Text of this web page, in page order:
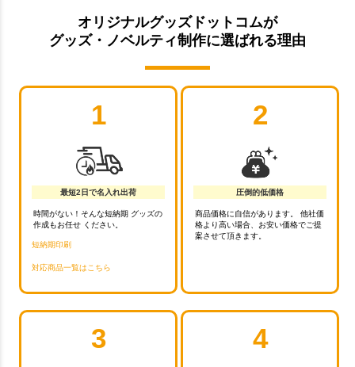
オリジナルグッズドットコムが
グッズ・ノベルティ制作に選ばれる理由
1
最短2日で名入れ出荷
時間がない！そんな短納期 グッズの
作成もお任せ ください。
短納期印刷
対応商品一覧はこちら
2
圧倒的低価格
商品価格に自信があります。 他社価
格より高い場合、お安い価格でご提
案させて頂きます。
3 4